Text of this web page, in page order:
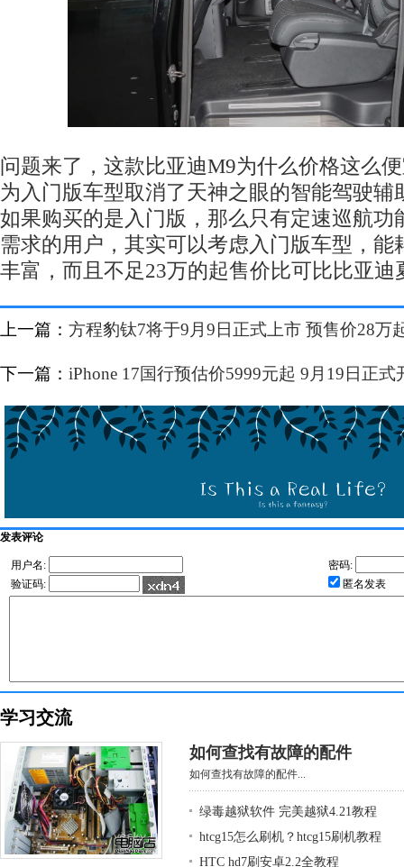
问题来了，这款比亚迪M9为什么价格这么
为入门版车型取消了天神之眼的智能驾驶辅
如果购买的是入门版，那么只有定速巡航功
需求的用户，其实可以考虑入门版车型，能
丰富，而且不足23万的起售价比可比比亚迪
上一篇： 方程豹钛7将于9月9日正式上市 预售价28万
下一篇： iPhone 17国行预估价5999元起 9月19日正式
发表评论
用户名:
密码:
验证码:
匿名发表
学习交流
如何查找有故障的配件
如何查找有故障的配件...
绿毒越狱软件 完美越狱4.21教程
htcg15怎么刷机？htcg15刷机教程
HTC hd7刷安卓2.2全教程